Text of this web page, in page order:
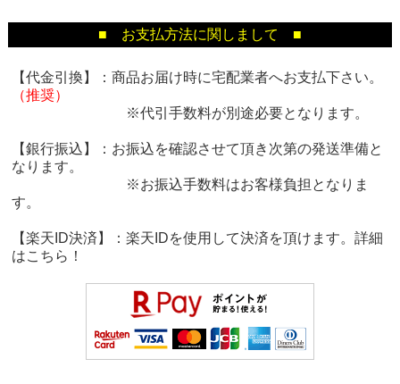
■ お支払方法に関しまして ■
【代金引換】：商品お届け時に宅配業者へお支払下さい。
（推奨）
※代引手数料が別途必要となります。
【銀行振込】：お振込を確認させて頂き次第の発送準備と
なります。
※お振込手数料はお客様負担となりま
す。
【楽天ID決済】：楽天IDを使用して決済を頂けます。詳細
はこちら！